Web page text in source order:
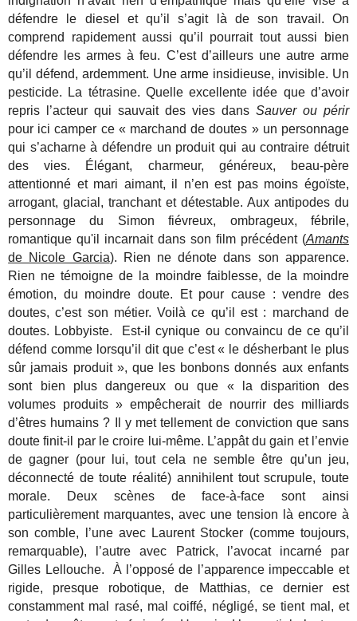
défendre le diesel et qu’il s’agit là de son travail. On
comprend rapidement aussi qu’il pourrait tout aussi bien
défendre les armes à feu. C’est d’ailleurs une autre arme
qu’il défend, ardemment. Une arme insidieuse, invisible. Un
pesticide. La tétrasine. Quelle excellente idée que d’avoir
repris l’acteur qui sauvait des vies dans Sauver ou périr
pour ici camper ce « marchand de doutes » un personnage
qui s’acharne à défendre un produit qui au contraire détruit
des vies. Élégant, charmeur, généreux, beau-père
attentionné et mari aimant, il n’en est pas moins égoïste,
arrogant, glacial, tranchant et détestable. Aux antipodes du
personnage du Simon fiévreux, ombrageux, fébrile,
romantique qu'il incarnait dans son film précédent (Amants
de Nicole Garcia). Rien ne dénote dans son apparence.
Rien ne témoigne de la moindre faiblesse, de la moindre
émotion, du moindre doute. Et pour cause : vendre des
doutes, c’est son métier. Voilà ce qu’il est : marchand de
doutes. Lobbyiste. Est-il cynique ou convaincu de ce qu’il
défend comme lorsqu’il dit que c’est « le désherbant le plus
sûr jamais produit », que les bonbons donnés aux enfants
sont bien plus dangereux ou que « la disparition des
volumes produits » empêcherait de nourrir des milliards
d’êtres humains ? Il y met tellement de conviction que sans
doute finit-il par le croire lui-même. L’appât du gain et l’envie
de gagner (pour lui, tout cela ne semble être qu’un jeu,
déconnecté de toute réalité) annihilent tout scrupule, toute
morale. Deux scènes de face-à-face sont ainsi
particulièrement marquantes, avec une tension là encore à
son comble, l’une avec Laurent Stocker (comme toujours,
remarquable), l’autre avec Patrick, l’avocat incarné par
Gilles Lellouche. À l’opposé de l’apparence impeccable et
rigide, presque robotique, de Matthias, ce dernier est
constamment mal rasé, mal coiffé, négligé, se tient mal, et